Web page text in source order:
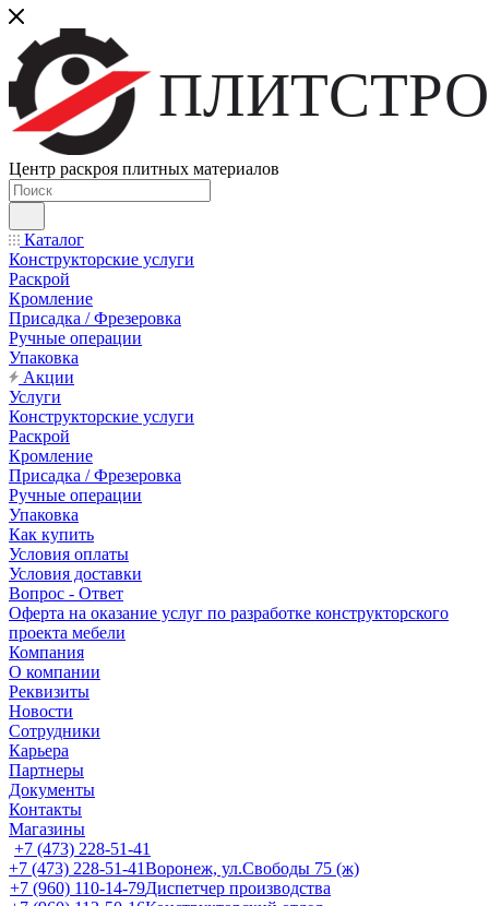
Центр раскроя плитных материалов
Каталог
Конструкторские услуги
Раскрой
Кромление
Присадка / Фрезеровка
Ручные операции
Упаковка
Акции
Услуги
Конструкторские услуги
Раскрой
Кромление
Присадка / Фрезеровка
Ручные операции
Упаковка
Как купить
Условия оплаты
Условия доставки
Вопрос - Ответ
Оферта на оказание услуг по разработке конструкторского
проекта мебели
Компания
О компании
Реквизиты
Новости
Сотрудники
Карьера
Партнеры
Документы
Контакты
Магазины
+7 (473) 228-51-41
+7 (473) 228-51-41Воронеж, ул.Свободы 75 (ж)
+7 (960) 110-14-79Диспетчер производства